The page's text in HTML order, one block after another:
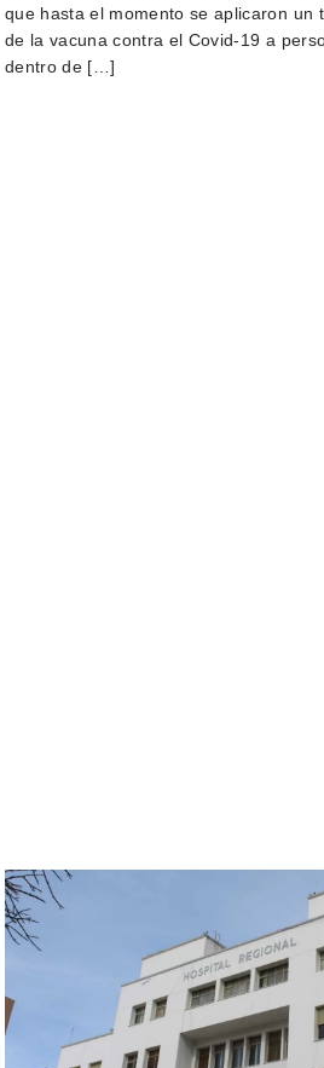
que hasta el momento se aplicaron un
de la vacuna contra el Covid-19 a
dentro de […]